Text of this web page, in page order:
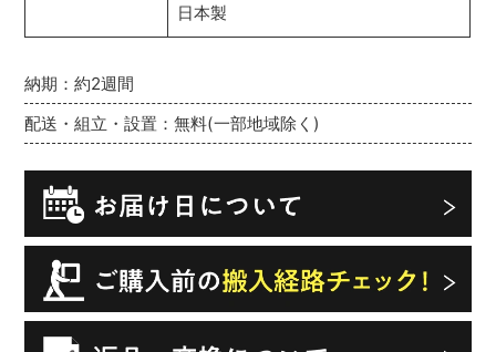
納期：約2週間
配送・組立・設置：無料(一部地域除く)
日本製